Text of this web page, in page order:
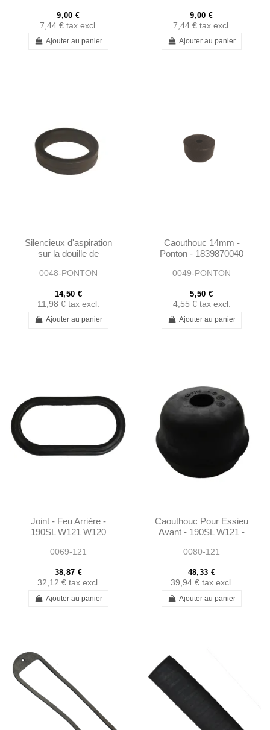
9,00 €
7,44 € tax excl.
Ajouter au panier
9,00 €
7,44 € tax excl.
Ajouter au panier
Silencieux d'aspiration
sur la douille de
1810940091
0048-PONTON
14,50 €
11,98 € tax excl.
Ajouter au panier
Caouthouc 14mm -
Ponton - 1839870040
0049-PONTON
5,50 €
4,55 € tax excl.
Ajouter au panier
Joint - Feu Arrière -
190SL W121 W120
101208260197
0069-121
38,87 €
32,12 € tax excl.
Ajouter au panier
Caouthouc Pour Essieu
Avant - 190SL W121 -
0080-121
48,33 €
39,94 € tax excl.
Ajouter au panier